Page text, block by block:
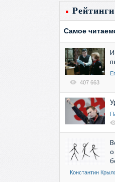
Рейтинги
Самое
407 663
Константин